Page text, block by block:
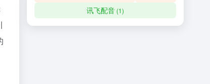
讯飞配音 (1)